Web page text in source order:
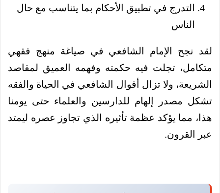
التدرج في تطبيق الأحكام بما يتناسب مع حال
الناس
لقد نجح الإمام الشافعي في صياغة منهج فقهي
متكامل، تجلت فيه حكمته وفهمه العميق لمقاصد
الشريعة، ولا تزال أقوال الشافعي في الحياة والفقه
تشكل مصدر إلهام للدارسين والعلماء حتى يومنا
هذا، مما يؤكد عظمة تأثيره الذي تجاوز عصره ليمتد
عبر القرون.